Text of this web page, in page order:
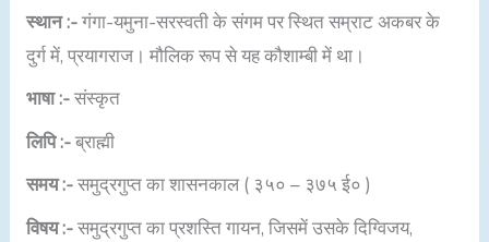
स्थान :-गंगा-यमुना-सरस्वती के संगम पर स्थित सम्राट अकबर के
दुर्ग में, प्रयागराज। मौलिक रूप से यह कौशाम्बी में था।
भाषा :-संस्कृत
लिपि :-ब्राह्मी
समय :-समुद्रगुप्त का शासनकाल ( ३५० – ३७५ ई० )
विषय :-समुद्रगुप्त का प्रशस्ति गायन, जिसमें उसके दिग्विजय,